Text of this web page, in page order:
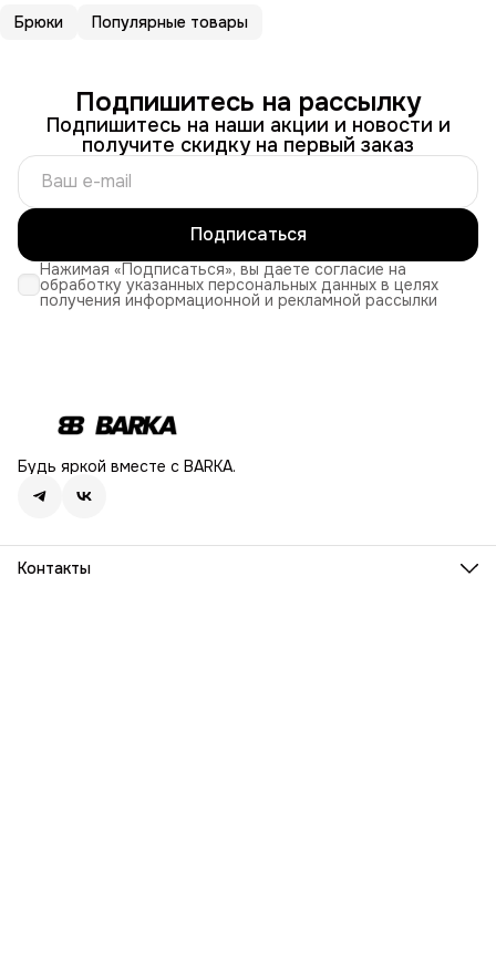
Брюки Популярные товары
Подпишитесь на рассылку
Подпишитесь на наши акции и новости и
получите скидку на первый заказ
Подписаться
Нажимая «Подписаться», вы даете согласие на
обработку указанных персональных данных в целях
получения информационной и рекламной рассылки
Будь яркой вместе с BARKA.
Контакты